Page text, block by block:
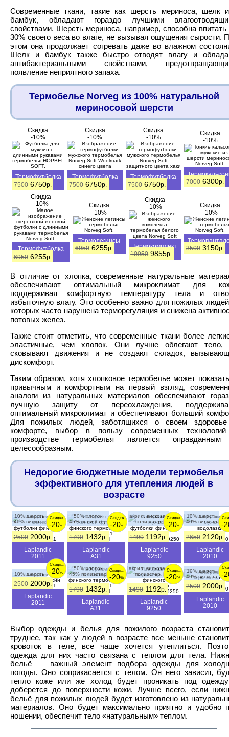
Современные ткани, такие как шерсть мериноса, шелк
бамбук, обладают гораздо лучшими
свойствами. Шерсть мериноса, например, способна впитать
30% своего веса во влаге, не вызывая ощущения сырости.
этом она продолжает согревать даже во влажном
Шелк и бамбук также быстро отводят влагу и
антибактериальными свойствами,
появление неприятного запаха.
Термобелье Norveg из 100% натуральной
мериносовой шерсти
Скидка
-10%
75006750р.
Термофутболка
Norveg
Скидка
-10%
7500 6750р.
Термофутболка
Norveg
Скидка
-10%
75006750р.
Термофутболка
Norveg
Скидка
-10%
70006300р.
Norveg
Скидка
-10%
69506255р.
Термофутболка
Norveg
Скидка
-10%
69506255р.
Термолегинсы
Norveg
Скидка
-10%
10950 9855р.
Термокомплект
Norveg
Скидка
-10%
35003150р.
Norveg
В отличие от хлопка, современные натуральные
обеспечивают оптимальный микроклимат для
поддерживая комфортную температуру тела и
избыточную влагу. Это особенно важно для пожилых
которых часто нарушена терморегуляция и снижена
потовых желез.
Также стоит отметить, что современные ткани более
эластичные, чем хлопок. Они лучше облегают тело,
сковывают движения и не создают складок,
дискомфорт.
Таким образом, хотя хлопковое термобелье может
привычным и комфортным на первый взгляд,
аналоги из натуральных материалов обеспечивают
лучшую защиту от переохлаждения,
оптимальный микроклимат и обеспечивают больший
Для пожилых людей, заботящихся о своем
комфорте, выбор в пользу современных
производстве термобелья является
целесообразным.
Недорогие бюджетные модели термобелья
эффективного для утепления людей в
возрасте
10% шерсть
40% вискоза
Скидка
-20%
25002000р.
Laplandic
2011
50% хлопок
45% полиэстер
Скидка
-20%
1790 1432р.
Laplandic
A31
акрил, вискоза,
полиэстер
Скидка
-20%
14901192р.
Laplandic
9250
10% шерсть
40% вискоза
-
26502120р.
Laplandic
2010
10% шерсть
Скидка
-20%
25002000р.
Laplandic
2011
50% хлопок
45% полиэстер
Скидка
-20%
1790 1432р.
Laplandic
A31
акрил, вискоза,
полиэстер
Скидка
-20%
1490 1192р.
Laplandic
9250
10% шерсть
40% вискоза
-
25002000р.
Laplandic
2010
Выбор одежды и белья для пожилого возраста
труднее, так как у людей в возрасте все меньше
кровоток в теле, все чаще хочется утеплиться.
одежда для них часто связана с теплом для тела.
бельё — важный элемент подбора одежды для
погоды. Оно соприкасается с телом. Он него зависит,
тепло коже или же холод будет проникать под
доберется до поверхности кожи. Лучше всего, если
бельё для пожилых людей будет изготовлено из
материалов. Оно будет максимально приятно и удобно
ношении, обеспечит тело «натуральным» теплом.